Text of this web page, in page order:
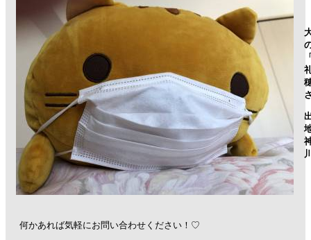
何かあれば気軽にお問い合わせください！♡